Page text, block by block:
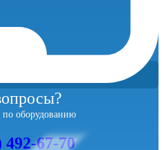
по оборудованию
492-67-70